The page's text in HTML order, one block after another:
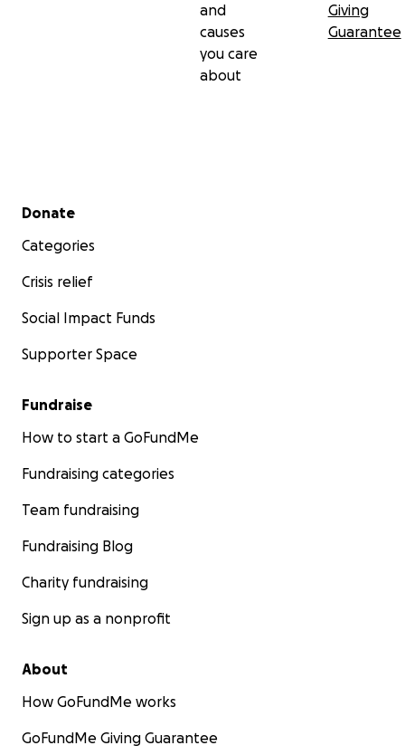
and
causes
you care
about
Giving
Guarantee
Secondary menu
Donate
Categories
Crisis relief
Social Impact Funds
Supporter Space
Fundraise
How to start a GoFundMe
Fundraising categories
Team fundraising
Fundraising Blog
Charity fundraising
Sign up as a nonprofit
About
How GoFundMe works
GoFundMe Giving Guarantee